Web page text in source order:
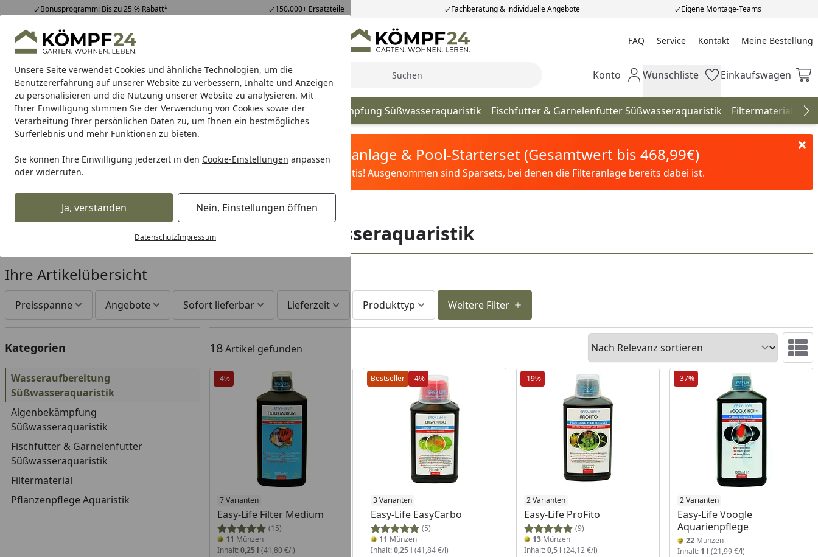
Unsere Seite verwendet Cookies und ähnliche Technologien, um die
Benutzererfahrung auf unserer Website zu verbessern, Inhalte und Anzeigen
zu personalisieren und die Nutzung unserer Website zu analysieren. Mit
Ihrer Einwilligung stimmen Sie der Verwendung von Cookies sowie der
Verarbeitung Ihrer persönlichen Daten zu, um Ihnen ein bestmögliches
Surferlebnis und mehr Funktionen zu bieten.
Sie können Ihre Einwilligung jederzeit in den Cookie-Einstellungen anpassen
oder widerrufen.
Ja, verstanden Nein, Einstellungen öffnen
DatenschutzImpressum
Bonusprogramm: Bis zu 25 % Rabatt* 150.000+ Ersatzteile Fachberatung & individuelle Angebote Eigene Montage-Teams
Hotline07051 / 9 22 22
Mo-Fr. 8-16 Uhr 25.964 Bewertungen FAQ Service Kontakt Meine Bestellung
Meine Bestellung
Alle Produkte
Alle ProdukteHighlights Tipps & Tricks Suche Mein Konto
Konto Wunschliste
Wunschliste Einkaufswagen
Einkaufswagen
Easy-Life Wasseraufbereitung Süßwasseraquaristik Algenbekämpfung Süßwasseraquaristik Fischfutter & Garnelenfutter Süßwasseraquaristik Filtermaterial
Karibu Pools inkl. gratis Sandfilteranlage & Pool-Starterset (Gesamtwert bis 468,99€)
Dein Traumpool im Sorglos-Paket: Filter&Pflege gratis! Ausgenommen sind Sparsets, bei denen die Filteranlage bereits dabei ist.
Startseite
Wasseraufbereitung Süßwasseraquaristik
Easy-Life Wasseraufbereitung Süßwasseraquaristik
Ihre Artikelübersicht
Preisspanne Angebote Sofort lieferbar Lieferzeit Produkttyp Weitere Filter
Kategorien
Wasseraufbereitung
Süßwasseraquaristik
Algenbekämpfung
Süßwasseraquaristik
Fischfutter & Garnelenfutter
Süßwasseraquaristik
Filtermaterial
Pflanzenpflege Aquaristik
18Artikel gefunden
Sortieren
-4%
7 Varianten
Easy-Life Filter Medium
(15)
11 Münzen
Inhalt: 0,25 l (41,80 €/l)
Bestseller -4%
3 Varianten
Easy-Life EasyCarbo
(5)
11 Münzen
Inhalt:0,25 l (41,84 €/l)
-19%
2 Varianten
Easy-Life ProFito
(9)
13 Münzen
Inhalt:0,5 l (24,12 €/l)
-37%
2 Varianten
Easy-Life Voogle
Aquarienpflege
22 Münzen
Inhalt: 1 l (21,99 €/l)